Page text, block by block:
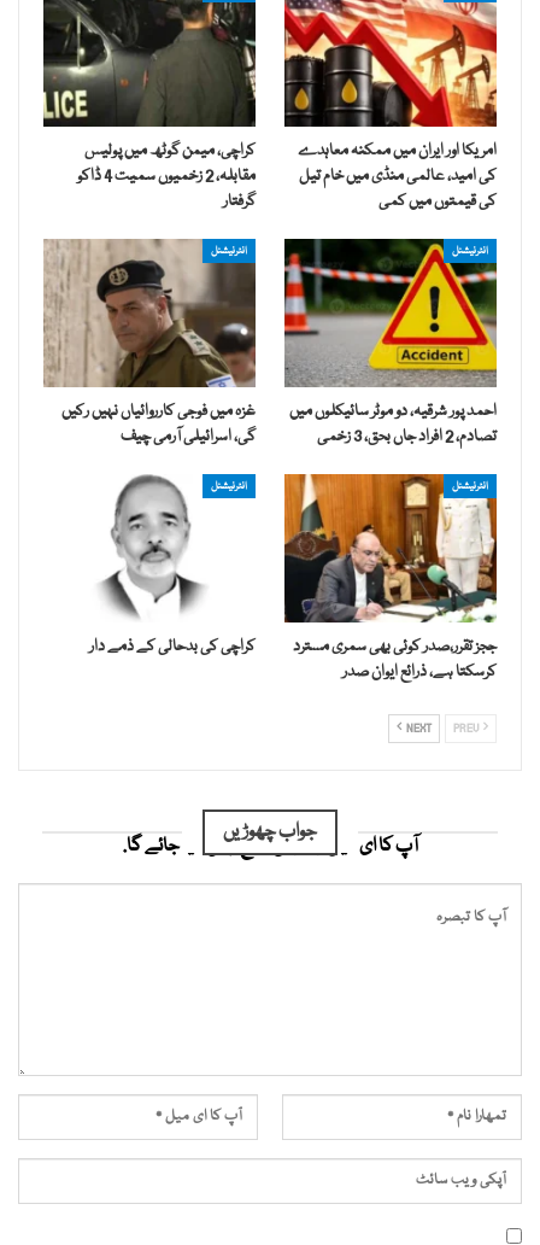
امریکا اور ایران میں ممکنہ معاہدے
کی امید، عالمی منڈی میں خام تیل
کی قیمتوں میں کمی
کراچی، میمن گوٹھ میں پولیس
مقابلہ، 2 زخمیوں سمیت 4 ڈاکو
گرفتار
انٹرنیشنل
احمد پور شرقیہ، دو موٹر سائیکلوں میں
تصادم، 2 افراد جاں بحق، 3 زخمی
انٹرنیشنل
غزہ میں فوجی کارروائیاں نہیں رکیں
گی، اسرائیلی آرمی چیف
انٹرنیشنل
ججز تقرر،صدر کوئی بھی سمری مسترد
کرسکتا ہے، ذرائع ایوان صدر
انٹرنیشنل
کراچی کی بدحالی کے ذمے دار
NEXT
جواب چھوڑیں
آپ کا ای میل ایڈریس شائع نہیں کیا جائے گا.